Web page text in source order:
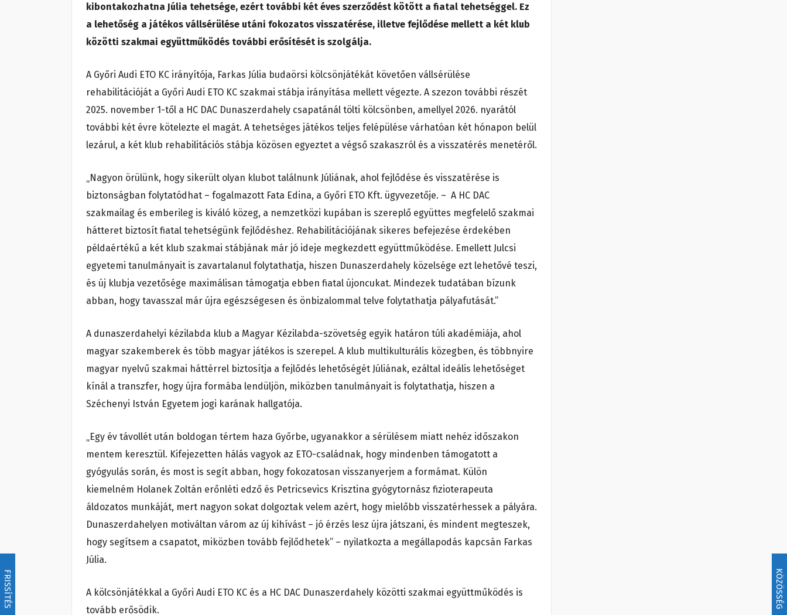
FRISSÍTÉS KÖZÖSSÉG
kibontakozhatna Júlia tehetsége, ezért további két éves szerződést kötött a fiatal tehetséggel. Ez
a lehetőség a játékos vállsérülése utáni fokozatos visszatérése, illetve fejlődése mellett a két klub
közötti szakmai együttműködés további erősítését is szolgálja.
A Győri Audi ETO KC irányítója, Farkas Júlia budaörsi kölcsönjátékát követően vállsérülése
rehabilitációját a Győri Audi ETO KC szakmai stábja irányítása mellett végezte. A szezon további részét
2025. november 1-től a HC DAC Dunaszerdahely csapatánál tölti kölcsönben, amellyel 2026. nyarától
további két évre kötelezte el magát. A tehetséges játékos teljes felépülése várhatóan két hónapon belül
lezárul, a két klub rehabilitációs stábja közösen egyeztet a végső szakaszról és a visszatérés menetéről.
„Nagyon örülünk, hogy sikerült olyan klubot találnunk Júliának, ahol fejlődése és visszatérése is
biztonságban folytatódhat – fogalmazott Fata Edina, a Győri ETO Kft. ügyvezetője. – A HC DAC
szakmailag és emberileg is kiváló közeg, a nemzetközi kupában is szereplő együttes megfelelő szakmai
hátteret biztosít fiatal tehetségünk fejlődéshez. Rehabilitációjának sikeres befejezése érdekében
példaértékű a két klub szakmai stábjának már jó ideje megkezdett együttműködése. Emellett Julcsi
egyetemi tanulmányait is zavartalanul folytathatja, hiszen Dunaszerdahely közelsége ezt lehetővé teszi,
és új klubja vezetősége maximálisan támogatja ebben fiatal újoncukat. Mindezek tudatában bízunk
abban, hogy tavasszal már újra egészségesen és önbizalommal telve folytathatja pályafutását.”
A dunaszerdahelyi kézilabda klub a Magyar Kézilabda-szövetség egyik határon túli akadémiája, ahol
magyar szakemberek és több magyar játékos is szerepel. A klub multikulturális közegben, és többnyire
magyar nyelvű szakmai háttérrel biztosítja a fejlődés lehetőségét Júliának, ezáltal ideális lehetőséget
kínál a transzfer, hogy újra formába lendüljön, miközben tanulmányait is folytathatja, hiszen a
Széchenyi István Egyetem jogi karának hallgatója.
„Egy év távollét után boldogan tértem haza Győrbe, ugyanakkor a sérülésem miatt nehéz időszakon
mentem keresztül. Kifejezetten hálás vagyok az ETO-családnak, hogy mindenben támogatott a
gyógyulás során, és most is segít abban, hogy fokozatosan visszanyerjem a formámat. Külön
kiemelném Holanek Zoltán erőnléti edző és Petricsevics Krisztina gyógytornász fizioterapeuta
áldozatos munkáját, mert nagyon sokat dolgoztak velem azért, hogy mielőbb visszatérhessek a pályára.
Dunaszerdahelyen motiváltan várom az új kihívást – jó érzés lesz újra játszani, és mindent megteszek,
hogy segítsem a csapatot, miközben tovább fejlődhetek” – nyilatkozta a megállapodás kapcsán Farkas
Júlia.
A kölcsönjátékkal a Győri Audi ETO KC és a HC DAC Dunaszerdahely közötti szakmai együttműködés is
tovább erősödik.